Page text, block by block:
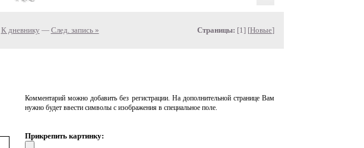
К дневнику — След. запись » Страницы: [1] [Новые]
Комментарий можно добавить без регистрации. На дополнительной странице Вам
нужно будет ввести символы с изображения в специальное поле.
Прикрепить картинку: